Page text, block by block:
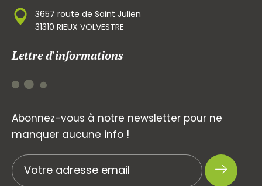
3657 route de Saint Julien
31310 RIEUX VOLVESTRE
Lettre d'informations
Abonnez-vous à notre newsletter pour ne
manquer aucune info !